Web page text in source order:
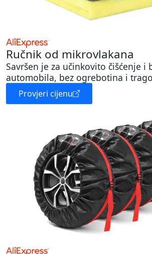
Ručnik od mikrovlakana
Savršen je za učinkovito čišćenje i
automobila, bez ogrebotina i
Provjeri cijenu